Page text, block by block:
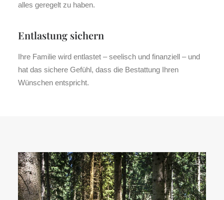
alles geregelt zu haben.
Entlastung sichern
Ihre Familie wird entlastet – seelisch und finanziell – und
hat das sichere Gefühl, dass die Bestattung Ihren
Wünschen entspricht.